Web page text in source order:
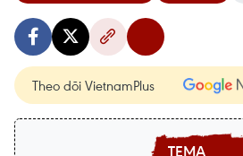
Theo dõi VietnamPlus